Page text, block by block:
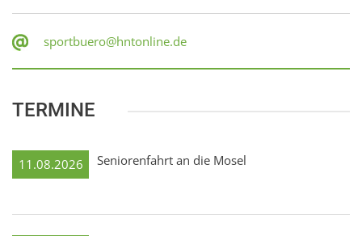
sportbuero@hntonline.de
TERMINE
11.08.2026 Seniorenfahrt an die Mosel